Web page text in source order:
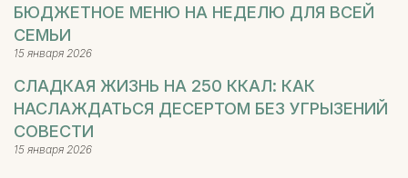
БЮДЖЕТНОЕ МЕНЮ НА НЕДЕЛЮ ДЛЯ ВСЕЙ
СЕМЬИ
15 января 2026
СЛАДКАЯ ЖИЗНЬ НА 250 ККАЛ: КАК
НАСЛАЖДАТЬСЯ ДЕСЕРТОМ БЕЗ УГРЫЗЕНИЙ
СОВЕСТИ
15 января 2026